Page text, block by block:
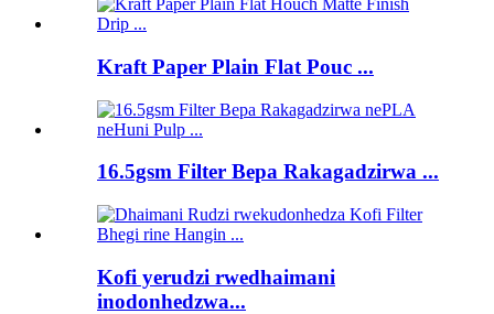
Kraft Paper Plain Flat Pouc ...
16.5gsm Filter Bepa Rakagadzirwa ...
Kofi yerudzi rwedhaimani
inodonhedzwa...